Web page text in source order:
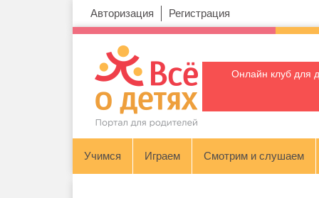
Авторизация Регистрация
Онлайн клуб для
Учимся Играем Смотрим и слушаем